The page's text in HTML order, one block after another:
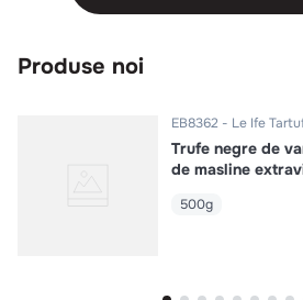
Produse noi
EB8362 Le Ife
Trufe negre de
de masline
500g